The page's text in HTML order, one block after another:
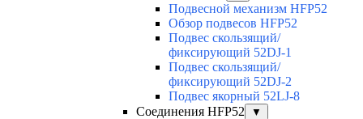
Подвесной механизм HFP52
Обзор подвесов HFP52
Подвес скользящий/
фиксирующий 52DJ-1
Подвес скользящий/
фиксирующий 52DJ-2
Подвес якорный 52LJ-8
Соединения HFP52
▼